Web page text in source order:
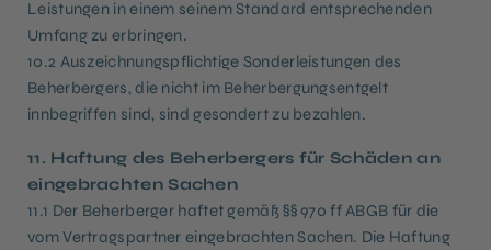
Leistungen in einem seinem Standard entsprechenden
Umfang zu erbringen.
10.2 Auszeichnungspflichtige Sonderleistungen des
Beherbergers, die nicht im Beherbergungsentgelt
innbegriffen sind, sind gesondert zu bezahlen.
11. Haftung des Beherbergers für Schäden an
eingebrachten Sachen
11.1 Der Beherberger haftet gemäß §§ 970 ff ABGB für die
vom Vertragspartner eingebrachten Sachen. Die Haftung